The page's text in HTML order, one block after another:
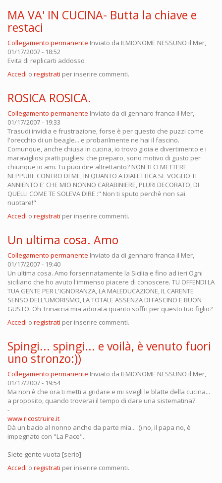
MA VA' IN CUCINA- Butta la chiave e
restaci
Collegamento permanente Inviato da ILMIONOME NESSUNO il Mer,
01/17/2007 - 18:52
Evita di replicarti addosso
Accedi o registrati per inserire commenti.
ROSICA ROSICA.
Collegamento permanente Inviato da di gennaro franca il Mer,
01/17/2007 - 19:33
Trasudi invidia e frustrazione, forse è per questo che puzzi come
l'orecchio di un beagle... e probarilmente ne hai il fascino.
Comunque, anche chiusa in cucina, io trovo gioia e divertimento e i
maravigliosi piatti pugliesi che preparo, sono motivo di gusto per
chiunque io ami. Tu puoi dire altrettanto? NON TI CI METTERE
NEPPURE CONTRO DI ME, IN QUANTO A DIALETTICA SE VOGLIO TI
ANNIENTO E' CHE MIO NONNO CARABINIERE, PLURI DECORATO, DI
QUELLI COME TE SOLEVA DIRE :" Non ti sputo perchè non sai
nuotare!"
Accedi o registrati per inserire commenti.
Un ultima cosa. Amo
Collegamento permanente Inviato da di gennaro franca il Mer,
01/17/2007 - 19:40
Un ultima cosa. Amo forsennatamente la Sicilia e fino ad ieri Ogni
siciliano che ho avuto l'immenso piacere di conoscere. TU OFFENDI LA
TUA GENTE PER L'IGNORANZA, LA MALEDUCAZIONE, IL CARENTE
SENSO DELL'UMORISMO, LA TOTALE ASSENZA DI FASCINO E BUON
GUSTO. Oh Trinacria mia adorata quanto soffri per questo tuo figlio?
Accedi o registrati per inserire commenti.
Spingi... spingi... e voilà, è venuto fuori
uno stronzo:))
Collegamento permanente Inviato da ILMIONOME NESSUNO il Mer,
01/17/2007 - 19:54
Ma non è che ora ti metti a gridare e mi svegli le blatte della cucina...
a proposito, quando troverai il tempo di dare una sistematina?
-
www.ricostruire.it
Dà un bacio al nonno anche da parte mia... :)) no, il papa no, è
impegnato con "La Pace".
-
Siete gente vuota [serio]
Accedi o registrati per inserire commenti.